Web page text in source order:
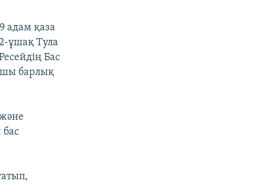
адам қаза
ұшақ Тула
Бас
барлық
бас